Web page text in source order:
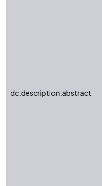
dc.description.abstract